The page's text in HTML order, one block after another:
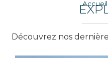
Accueil
Découvrez nos